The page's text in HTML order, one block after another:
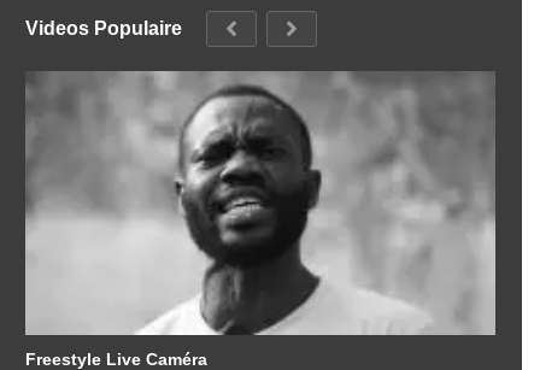
Videos Populaire
Freestyle Live Caméra